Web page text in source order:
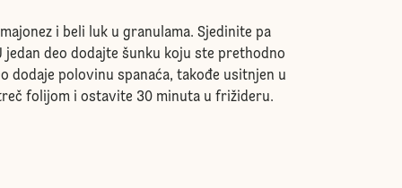
i beli luk u granulama. Sjedinite pa
jedan deo dodajte šunku koju ste prethodno
dodaje polovinu spanaća, takođe usitnjen u
folijom i ostavite 30 minuta u frižideru.